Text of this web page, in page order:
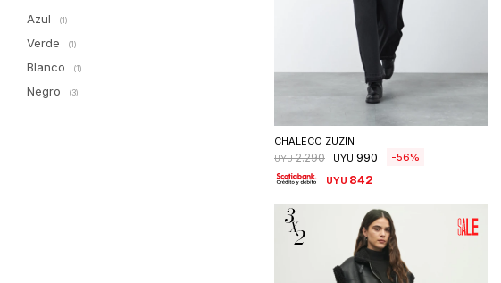
Seleccionar talle
CHALECO ZUZIN
UYU 2.290 UYU 990 56
UYU 842
Azul (1)
Verde (1)
Blanco (1)
Negro (3)